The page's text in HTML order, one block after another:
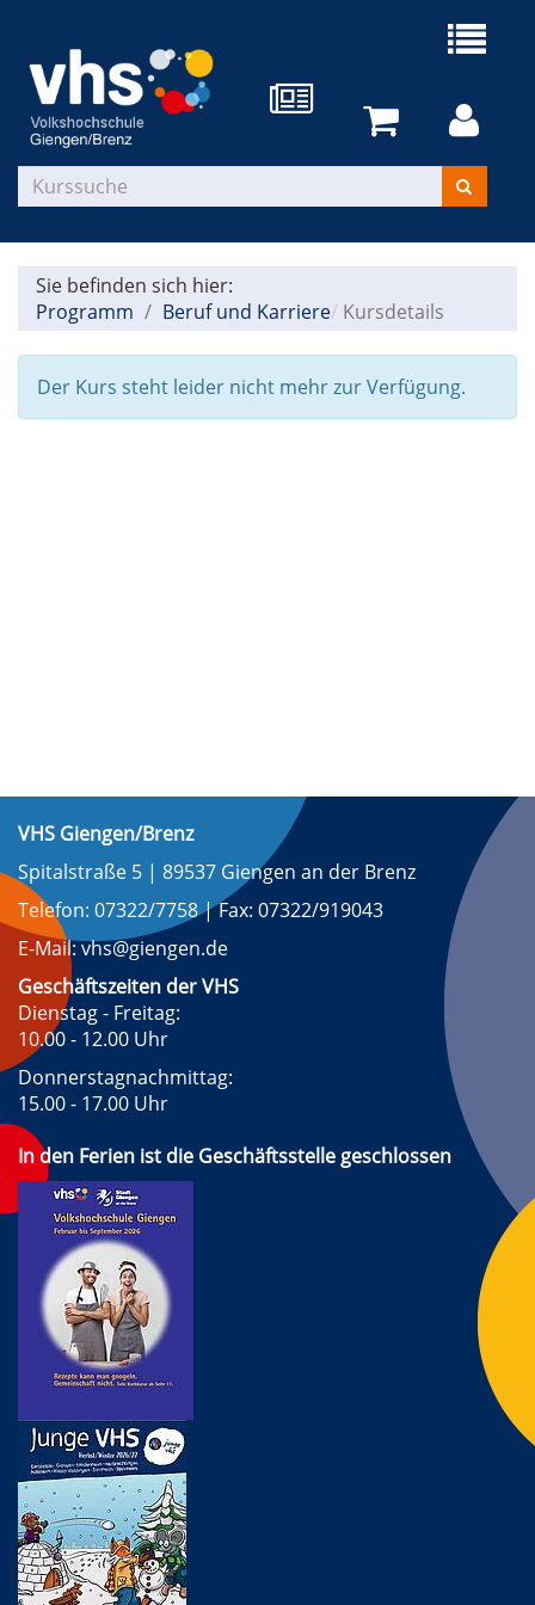
Sie befinden sich hier:
Programm
Beruf und Karriere Kursdetails
Der Kurs steht leider nicht mehr zur Verfügung.
VHS Giengen/Brenz
Spitalstraße 5 | 89537 Giengen an der Brenz
Telefon: 07322/7758 | Fax: 07322/919043
E-Mail: vhs@giengen.de
Geschäftszeiten der VHS
Dienstag - Freitag:
10.00 - 12.00 Uhr
Donnerstagnachmittag:
15.00 - 17.00 Uhr
In den Ferien ist die Geschäftsstelle geschlossen